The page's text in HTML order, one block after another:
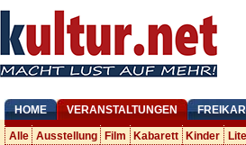
HOME VERANSTALTUNGEN
Alle Ausstellung Film Kabarett Kinder